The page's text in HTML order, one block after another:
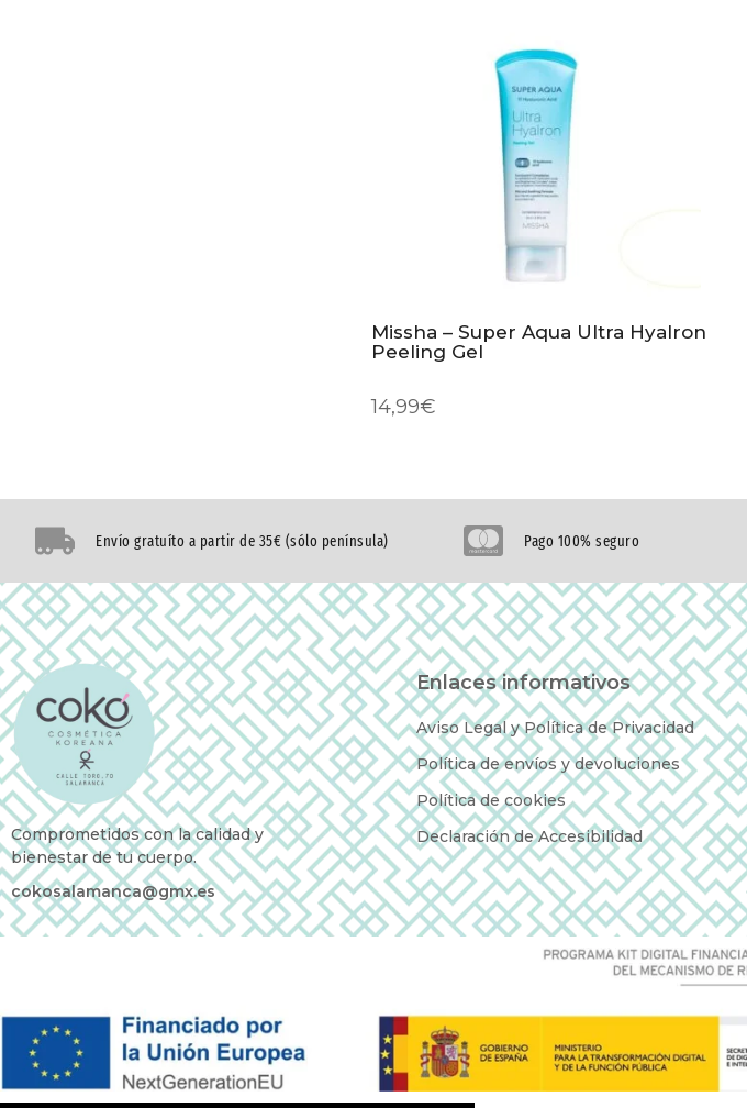
Missha – Super Aqua Ultra Hyalron
Peeling Gel
14,99€
Envío gratuíto a partir de 35€ (sólo península) Pago 100% seguro
Comprometidos con la calidad y
bienestar de tu cuerpo.
cokosalamanca@gmx.es
Enlaces informativos
Aviso Legal y Política de Privacidad
Política de envíos y devoluciones
Política de cookies
Declaración de Accesibilidad